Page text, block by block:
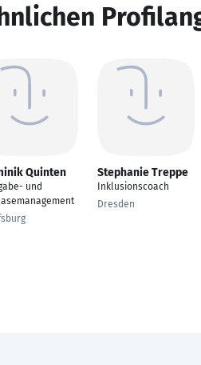
Quinten
und
Stephanie Treppe
Inklusionscoach
Dresden